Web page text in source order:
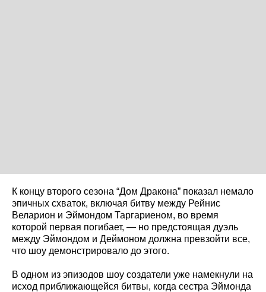
К концу второго сезона “Дом Дракона” показал немало
эпичных схваток, включая битву между Рейнис
Веларион и Эймондом Таргариеном, во время
которой первая погибает, — но предстоящая дуэль
между Эймондом и Деймоном должна превзойти все,
что шоу демонстрировало до этого.
В одном из эпизодов шоу создатели уже намекнули на
исход приближающейся битвы, когда сестра Эймонда